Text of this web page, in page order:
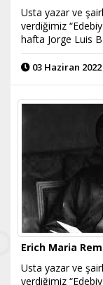
Usta yazar ve
verdiğimiz
hafta Jorge Luis
03 Haziran 2022
Erich Maria
Usta yazar ve
verdiğimiz